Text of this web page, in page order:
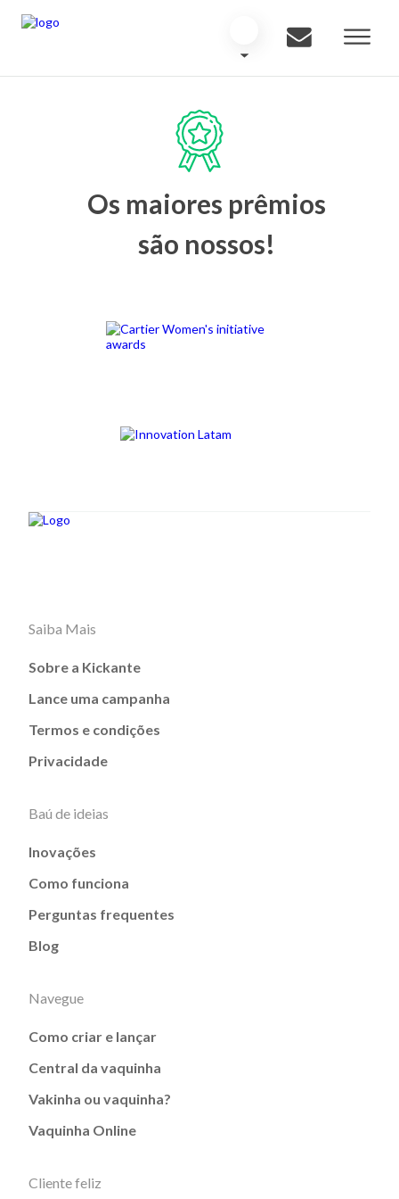
Os maiores prêmios
são nossos!
Saiba Mais
Sobre a Kickante
Lance uma campanha
Termos e condições
Privacidade
Baú de ideias
Inovações
Como funciona
Perguntas frequentes
Blog
Navegue
Como criar e lançar
Central da vaquinha
Vakinha ou vaquinha?
Vaquinha Online
Cliente feliz